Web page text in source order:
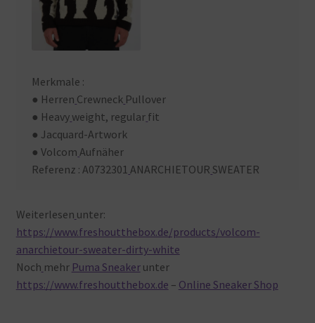
Merkmale :
● Herren Crewneck Pullover
● Heavy weight, regular fit
● Jacquard-Artwork
● Volcom Aufnäher
Referenz : A0732301 ANARCHIETOUR SWEATER
Weiterlesen unter:
https://www.freshoutthebox.de/products/volcom-
anarchietour-sweater-dirty-white
Noch mehr Puma Sneakerunter
https://www.freshoutthebox.de – Online Sneaker Shop